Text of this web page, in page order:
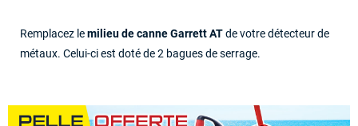
Remplacez lemilieu de canne Garrett ATde votre détecteur de
métaux. Celui-ci est doté de 2 bagues de serrage.